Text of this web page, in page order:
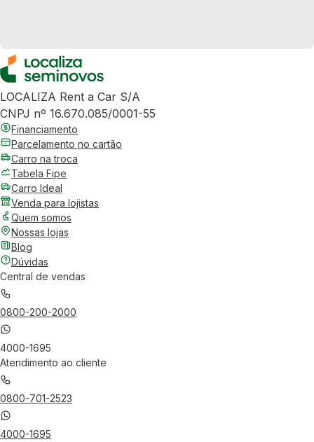
LOCALIZA Rent a Car S/A
CNPJ nº 16.670.085/0001-55
Financiamento
Parcelamento no cartão
Carro na troca
Tabela Fipe
Carro Ideal
Venda para lojistas
Quem somos
Nossas lojas
Blog
Dúvidas
Central de vendas
0800-200-2000
4000-1695
Atendimento ao cliente
0800-701-2523
4000-1695